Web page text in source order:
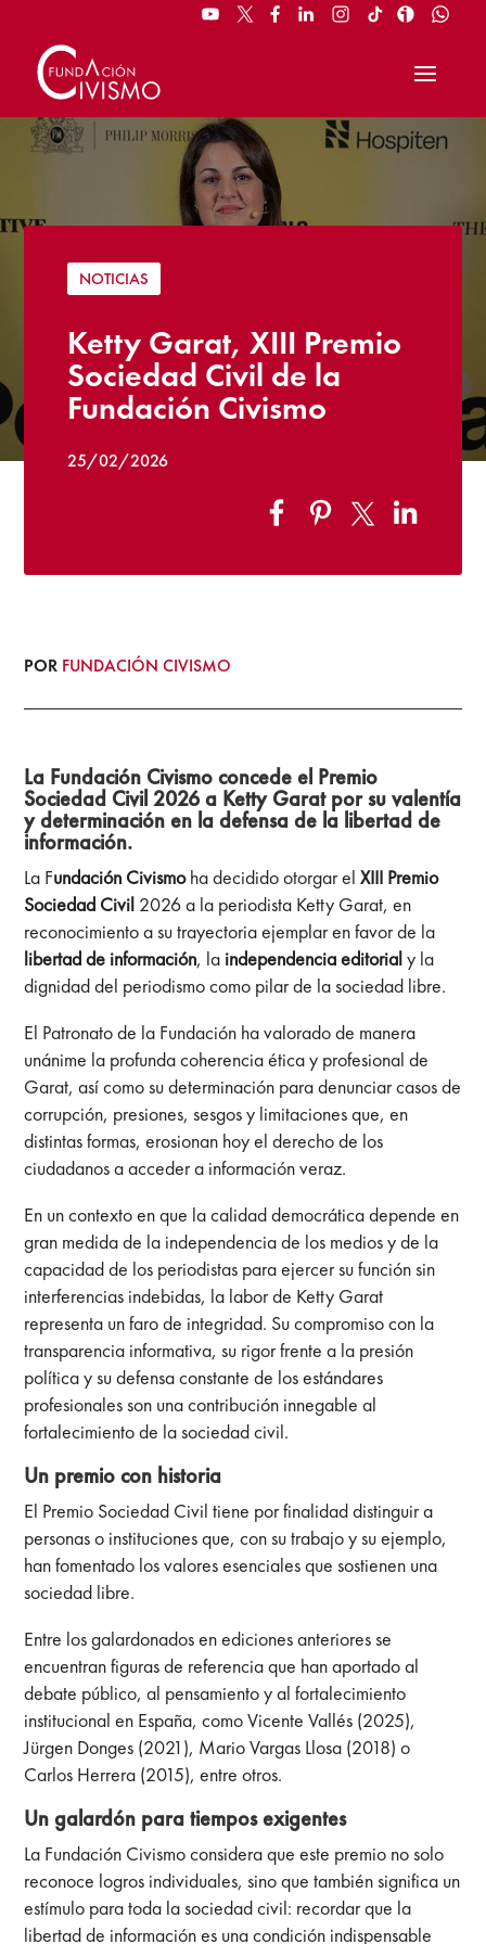
NOTICIAS
Ketty Garat, XIII Premio
Sociedad Civil de la
Fundación Civismo
25/02/2026
POR FUNDACIÓN CIVISMO
La Fundación Civismo concede el Premio
Sociedad Civil 2026 a Ketty Garat por su valentía
y determinación en la defensa de la libertad de
información.
La Fundación Civismoha decidido otorgar elXIII Premio
Sociedad Civil 2026 a la periodista Ketty Garat, en
reconocimiento a su trayectoria ejemplar en favor de la
libertad de información, la independencia editorialy la
dignidad del periodismo como pilar de la sociedad libre.
El Patronato de la Fundación ha valorado de manera
unánime la profunda coherencia ética y profesional de
Garat, así como su determinación para denunciar casos de
corrupción, presiones, sesgos y limitaciones que, en
distintas formas, erosionan hoy el derecho de los
ciudadanos a acceder a información veraz.
En un contexto en que la calidad democrática depende en
gran medida de la independencia de los medios y de la
capacidad de los periodistas para ejercer su función sin
interferencias indebidas, la labor de Ketty Garat
representa un faro de integridad. Su compromiso con la
transparencia informativa, su rigor frente a la presión
política y su defensa constante de los estándares
profesionales son una contribución innegable al
fortalecimiento de la sociedad civil.
Un premio con historia
El Premio Sociedad Civil tiene por finalidad distinguir a
personas o instituciones que, con su trabajo y su ejemplo,
han fomentado los valores esenciales que sostienen una
sociedad libre.
Entre los galardonados en ediciones anteriores se
encuentran figuras de referencia que han aportado al
debate público, al pensamiento y al fortalecimiento
institucional en España, como Vicente Vallés (2025),
Jürgen Donges (2021), Mario Vargas Llosa (2018) o
Carlos Herrera (2015), entre otros.
Un galardón para tiempos exigentes
La Fundación Civismo considera que este premio no solo
reconoce logros individuales, sino que también significa un
estímulo para toda la sociedad civil: recordar que la
libertad de información es una condición indispensable